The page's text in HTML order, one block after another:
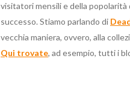
visitatori mensili e della popolarità
successo. Stiamo parlando di
vecchia maniera, ovvero, alla
Qui trovate, ad esempio, tutti i